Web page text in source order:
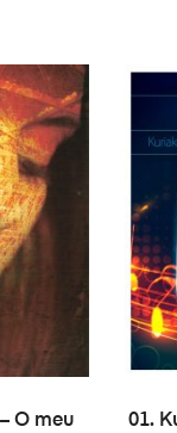
O meu
01.